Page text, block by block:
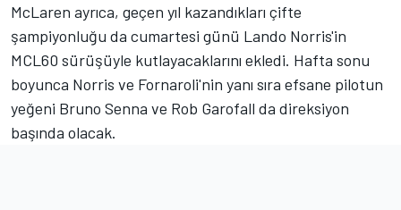
McLaren ayrıca, geçen yıl kazandıkları çifte
şampiyonluğu da cumartesi günü Lando Norris'in
MCL60 sürüşüyle kutlayacaklarını ekledi. Hafta sonu
boyunca Norris ve Fornaroli'nin yanı sıra efsane pilotun
yeğeni Bruno Senna ve Rob Garofall da direksiyon
başında olacak.